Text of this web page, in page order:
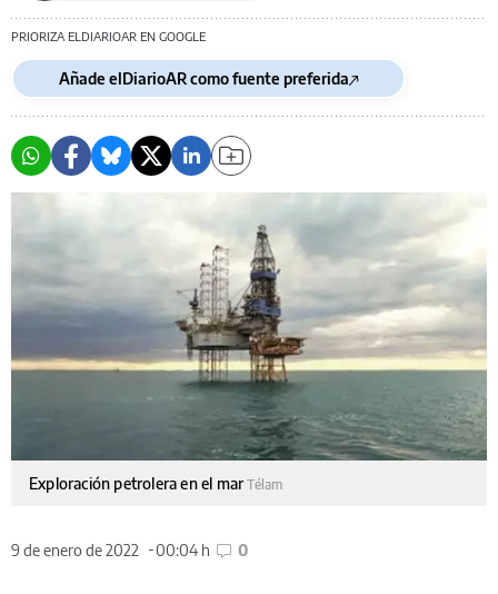
PRIORIZA ELDIARIOAR EN GOOGLE
Añade elDiarioAR como fuente preferida
Exploración petrolera en el marTélam
9 de enero de 2022 00:04 h 0